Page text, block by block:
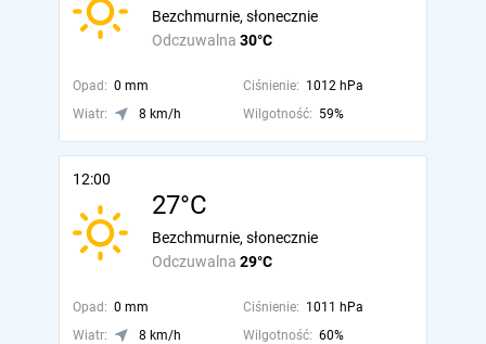
Odczuwalna 30°C
Bezchmurnie, słonecznie
Opad: 0 mm Ciśnienie: 1012 hPa
Wiatr:
8 km/h Wilgotność: 59%
12:00
27°C
Odczuwalna 29°C
Bezchmurnie, słonecznie
Opad: 0 mm Ciśnienie: 1011 hPa
Wiatr:
8 km/h Wilgotność: 60%